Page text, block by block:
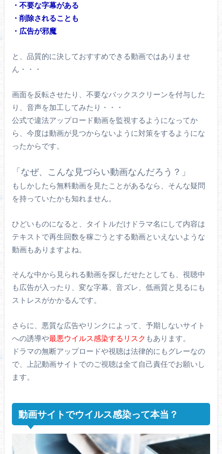
・不要な字幕がある
・削除されることも
・広告が邪魔
と、品質的に決しておすすめできる動画ではありませ
ん・・・
画面を反転させたり、不要なバックスクリーンを付与した
り、音声を加工してみたり・・・
公式で違法アップロード動画を監視するようになってか
ら、今度は動画が見つからないように対策をするようにな
ったからです。
「なぜ、こんな見づらい動画なんだろう？」
もしかしたら無料動画を見たことがあるなら、そんな疑問
を持っていたかも知れません。
ひどいものになると、タイトルだけドラマ名にして内容は
テキストで再生回数を稼ごうとする動画といえないような
動画もありますよね。
そんな中から見られる動画を探しだせたとしても、視聴中
も広告が入ったり、変な字幕、音ズレ、低画質と見るにも
ストレスがかかるんです。
さらに、悪質な広告やリンクによって、予期しないサイト
への誘導や最悪ウイルス感染するリスク もあります。
ドラマの無断アップロードや視聴は法律的にもグレーなの
で、上記動画サイトでのご視聴は全て自己責任でお願いし
ます。
動画サイトでウイルス感染って本当？